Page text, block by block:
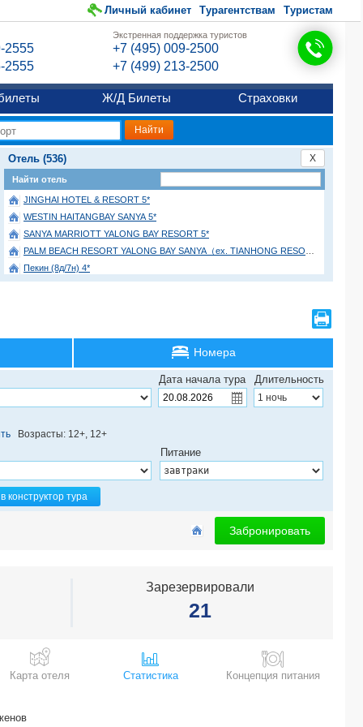
Личный кабинет Турагентствам Туристам
2555
2555
Экстренная поддержка туристов
+7 (495) 009-2500
+7 (499) 213-2500
Ж/Д Билеты Страховки
X
Отель (536)
Найти отель
JINGHAI HOTEL & RESORT 5*
WESTIN HAITANGBAY SANYA 5*
SANYA MARRIOTT YALONG BAY RESORT 5*
PALM BEACH RESORT YALONG BAY SANYA（ex. TIANHONG RESORT) 5*
Пекин (8д/7н) 4*
HOLIDAY INN EXPRESS SHANGHAI JINGAN TEMPLE (上海静安寺智选假日酒店) 4*
THE RITZ-CARLTON SANYA YALONG BAY 5*
HENGSHAN GARDEN HOTEL (ex. REGAL INTERNATIONAL EAST ASIA) (上海衡
HOLIDAY INN EXPRESS SHENZHEN NANSHAN (深圳南山智选假日酒店) 4*
MERCURE XIAN DOWNTOWN (西安钟楼美居酒店) 4*
GRAND METROPARK RESORT YALONG BAY 5*
TIANYU GLORIA GRAND HOTEL XIAN (西安天域凯莱大饭店（建筑科技大学李家村
DAMEISHA KINGKEY PALACE HOTEL SHENZHEN (深圳大梅沙京基海湾大酒店) 5*
BEIJING DONGFANG HOTEL (东方饭店) 3*
GRAND SOLUXE HOTEL & RESORT SANYA 5*
HOLIDAY INN SHANGHAI PUDONG (上海浦东假日酒店) 4*
HAMPTON BY HILTON SHANGHAI NORTH BUND SIPING ROAD (上海北外滩四平
Номера
Дата начала тура Длительность
Возрасты: 12+, 12+
Питание
конструктор тура
Забронировать
Зарезервировали
21
Карта отеля Статистика Концепция питания